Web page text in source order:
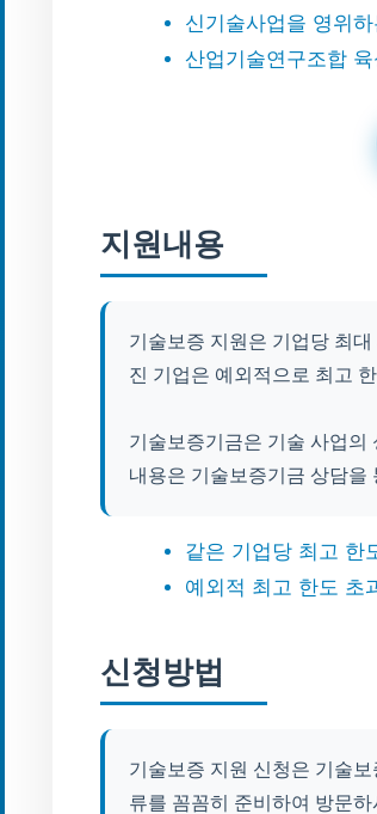
신기술사업을 영위
산업기술연구조합
지원내용
기술보증 지원은 기업당 최
진 기업은 예외적으로 최고
기술보증기금은 기술 사업의
내용은 기술보증기금 상담을
같은 기업당 최고 한
예외적 최고 한도 초
신청방법
기술보증 지원 신청은 기술
류를 꼼꼼히 준비하여 방문